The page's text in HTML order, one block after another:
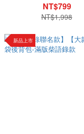
NT$799
NT$1,998
新品上市